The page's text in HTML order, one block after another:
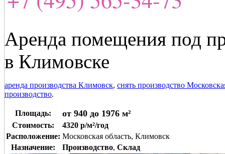
Аренда помещения под
в Климовске
аренда производства Климовск, снять производство
производство.
Площадь: от 940 до 1976 м²
Стоимость:
4320 р/м²/год
Расположение: Московская область, Климовск
Назначение:
Производство, Склад